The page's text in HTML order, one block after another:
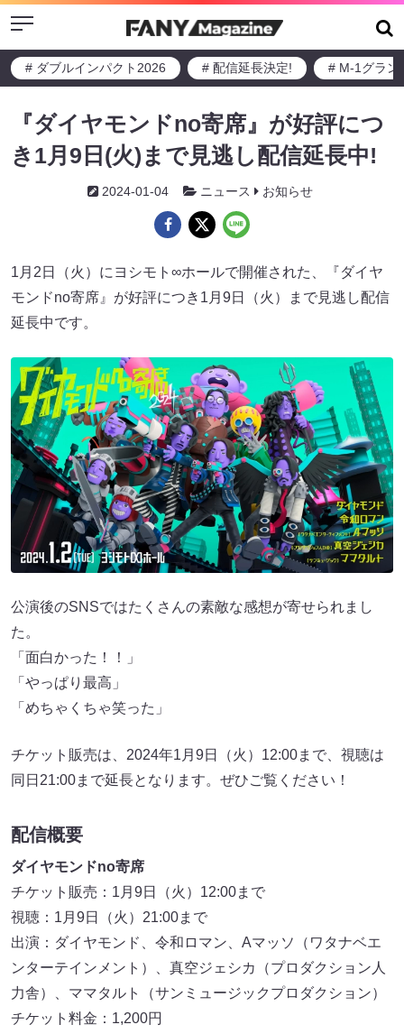
Menu
# ダブルインパクト2026 # 配信延長決定! # M-1グラン
『ダイヤモンドno寄席』が好評につ
き1月9日(火)まで見逃し配信延長中!
2024-01-04 ニュース お知らせ
1月2日（火）にヨシモト∞ホールで開催された、『ダイヤ
モンドno寄席』が好評につき1月9日（火）まで見逃し配信
延長中です。
公演後のSNSではたくさんの素敵な感想が寄せられまし
た。
「面白かった！！」
「やっぱり最高」
「めちゃくちゃ笑った」
チケット販売は、2024年1月9日（火）12:00まで、視聴は
同日21:00まで延長となります。ぜひご覧ください！
配信概要
ダイヤモンドno寄席
チケット販売：1月9日（火）12:00まで
視聴：1月9日（火）21:00まで
出演：ダイヤモンド、令和ロマン、Aマッソ（ワタナベエ
ンターテインメント）、真空ジェシカ（プロダクション人
力舎）、ママタルト（サンミュージックプロダクション）
チケット料金：1,200円